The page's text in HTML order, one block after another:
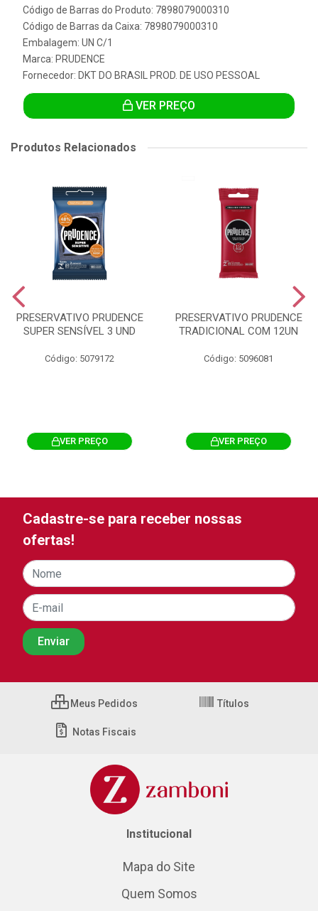
Código de Barras do Produto: 7898079000310
Código de Barras da Caixa: 7898079000310
Embalagem: UN C/1
Marca: PRUDENCE
Fornecedor: DKT DO BRASIL PROD. DE USO PESSOAL
VER PREÇO
Produtos Relacionados
PRESERVATIVO PRUDENCE
SUPER SENSÍVEL 3 UND
Código: 5079172
VER PREÇO
PRESERVATIVO PRUDENCE
TRADICIONAL COM 12UN
Código: 5096081
VER PREÇO
Cadastre-se para receber nossas
ofertas!
Meus Pedidos Títulos
Notas Fiscais
Institucional
Mapa do Site
Quem Somos